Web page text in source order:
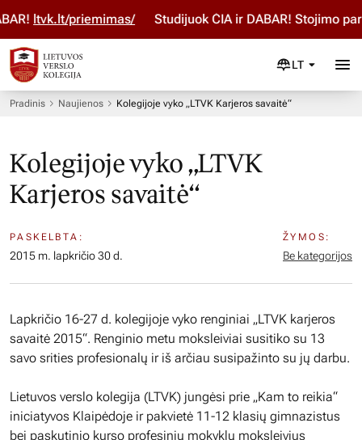
ltvk.lt/priemimas/ Studijuok ČIA ir DABAR! Stojimo
LT
Pradinis Naujienos Kolegijoje vyko „LTVK Karjeros savaitė“
Kolegijoje vyko „LTVK
Karjeros savaitė“
PASKELBTA:
2015 m. lapkričio 30 d.
ŽYMOS:
Be kategorijos
Lapkričio 16-27 d. kolegijoje vyko renginiai „LTVK karjeros
savaitė 2015“. Renginio metu moksleiviai susitiko su 13
savo srities profesionalų ir iš arčiau susipažinto su jų darbu.
Lietuvos verslo kolegija (LTVK) jungėsi prie „Kam to reikia“
iniciatyvos Klaipėdoje ir pakvietė 11-12 klasių gimnazistus
bei paskutinio kurso profesinių mokyklų moksleivius